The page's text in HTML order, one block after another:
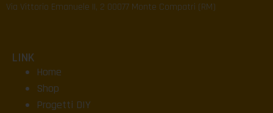
Via Vittorio Emanuele II, 2 00077 Monte Compatri (RM)
LINK
Home
Shop
Progetti DIY